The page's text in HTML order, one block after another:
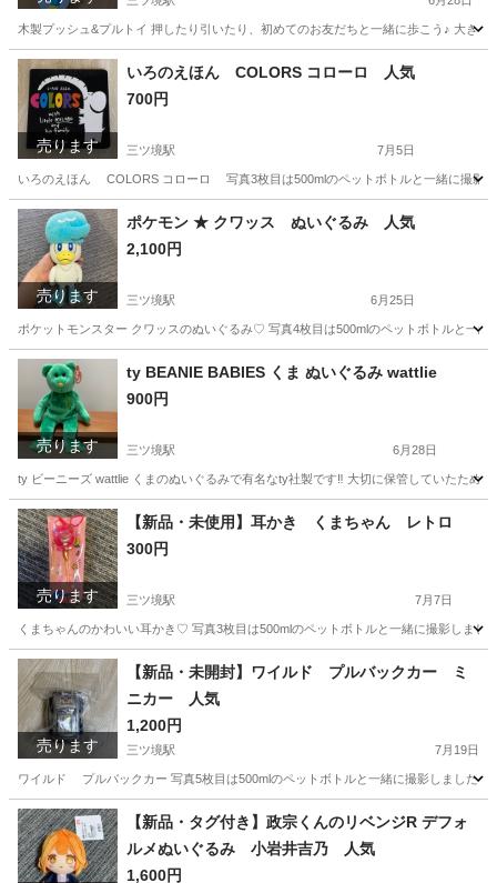
木製プッシュ&プルトイ 押したり引いたり、初めてのお友だちと一緒に歩こう♪ 大き
神奈川 横浜市 三ツ境駅
売ります
いろのえほん COLORS コローロ 人気
700円
三ツ境駅 7月5日
いろのえほん COLORS コローロ 写真3枚目は500mlのペットボトルと一緒に撮影し
神奈川 横浜市 三ツ境駅 モンテッソーリ
売ります
ポケモン ★ クワッス ぬいぐるみ 人気
2,100円
三ツ境駅 6月25日
ポケットモンスター クワッスのぬいぐるみ♡ 写真4枚目は500mlのペットボトルと一
神奈川 横浜市 クワッス
売ります
ty BEANIE BABIES くま ぬいぐるみ wattlie
900円
三ツ境駅 6月28日
ty ビーニーズ wattlie くまのぬいぐるみで有名なty社製です‼︎ 大切に保管していたため
神奈川 横浜市 三ツ境駅 おもちゃ くま
売ります
【新品・未使用】耳かき くまちゃん レトロ
300円
三ツ境駅 7月7日
くまちゃんのかわいい耳かき♡ 写真3枚目は500mlのペットボトルと一緒に撮影しま
神奈川 横浜市 三ツ境駅 生活雑貨 耳かき
売ります
【新品・未開封】ワイルド プルバックカー ミ
ニカー 人気
1,200円
三ツ境駅 7月19日
ワイルド プルバックカー 写真5枚目は500mlのペットボトルと一緒に撮影しました
神奈川 横浜市 三ツ境駅 おもちゃ プルバックカー
【新品・タグ付き】政宗くんのリベンジR デフォ
ルメぬいぐるみ 小岩井吉乃 人気
1,600円